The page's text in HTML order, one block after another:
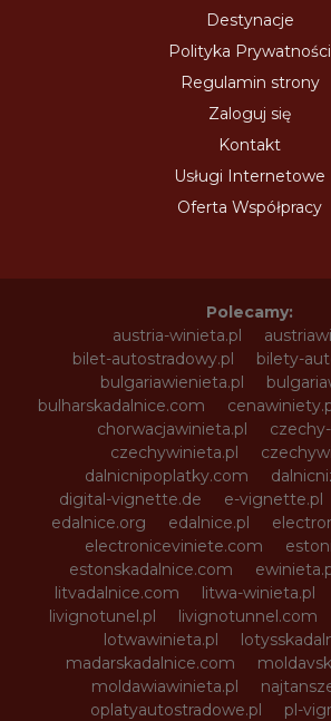
Destynacje
Polityka Prywatności
Regulamin strony
Zaloguj się
Kontakt
Usługi Internetowe
Oferta Współpracy
Polecamy:
austria-winieta.pl
bilet-autostradowy.pl
bilety-
bulgariawienieta.pl
bulharskadalnice.com
chorwacjawinieta.pl
czechywinieta.pl
dalnicnipoplatky.com
digital-vignette.de
e-vignette.pl
edalnice.org
edalnice.pl
electroniceviniete.com
estonskadalnice.com
litvadalnice.com
litwa-winieta.pl
livignotunel.pl
livignotunnel.com
lotwawinieta.pl
madarskadalnice.com
moldawiawinieta.pl
oplatyautostradowe.pl
pl-